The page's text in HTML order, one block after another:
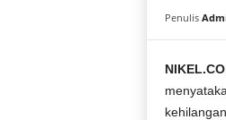
Penulis